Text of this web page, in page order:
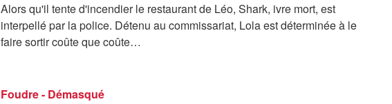
Alors qu'il tente d'incendier le restaurant de Léo, Shark, ivre mort, est
interpellé par la police. Détenu au commissariat, Lola est déterminée à le
faire sortir coûte que coûte…
Foudre - Démasqué